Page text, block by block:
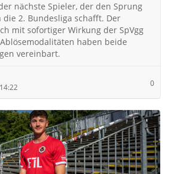
nächste Spieler, der den Sprung
die 2. Bundesliga schafft. Der
mit sofortiger Wirkung der SpVgg
haben beide
vereinbart.
0